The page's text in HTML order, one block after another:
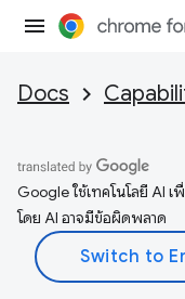
Docs
Google ใช้เทคโนโลยี AI
โดย AI อาจมีข้อผิดพลาด